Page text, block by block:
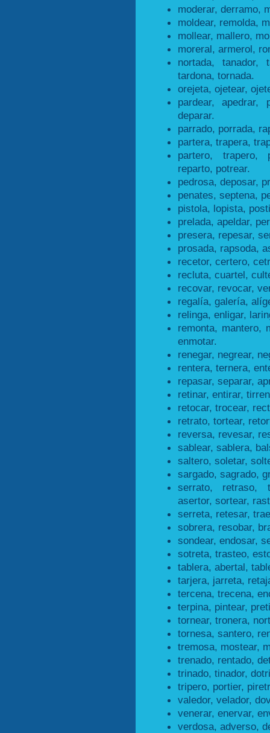
moderar, derramo,
moldear, remolda,
mollear, mallero,
moreral, armerol,
nortada, tanador,
tardona, tornada.
orejeta, ojetear,
pardear, apedrar,
deparar.
parrado, porrada,
partera, trapera,
partero, trapero,
reparto, potrear.
pedrosa, deposar,
penates, septena,
pistola, lopista,
prelada, apeldar,
presera, repesar,
prosada, rapsoda,
recetor, certero,
recluta, cuartel,
recovar, revocar,
regalía, galería,
relinga, enligar,
remonta, mantero,
enmotar.
renegar, negrear,
rentera, ternera,
repasar, separar,
retinar, entirar,
retocar, trocear,
retrato, tortear,
reversa, revesar,
sablear, sablera,
saltero, soletar,
sargado, sagrado,
serrato, retraso,
asertor, sortear,
serreta, retesar,
sobrera, resobar,
sondear, endosar,
sotreta, trasteo,
tablera, abertal,
tarjera, jarreta,
tercena, trecena,
terpina, pintear,
tornear, tronera,
tornesa, santero,
tremosa, mostear,
trenado, rentado,
trinado, tinador,
tripero, portier,
valedor, velador,
venerar, enervar,
verdosa, adverso,